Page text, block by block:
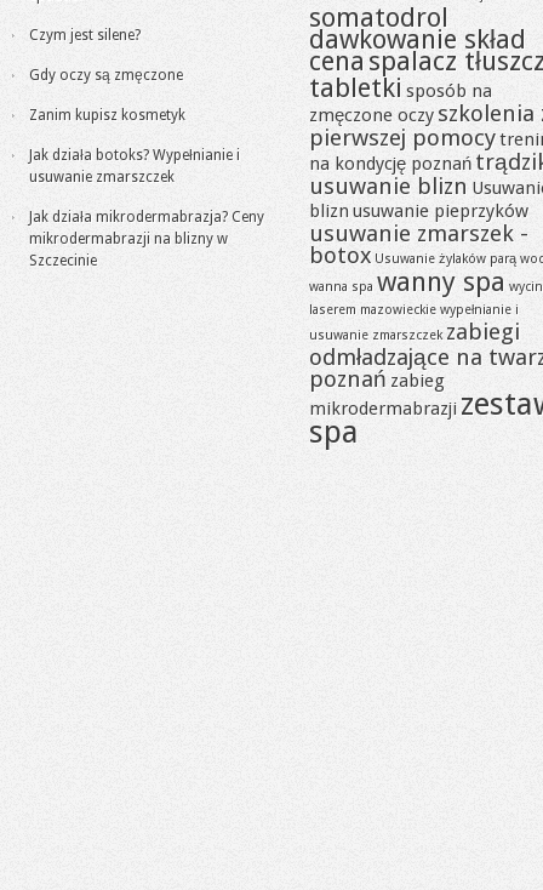
Czym jest silene?
Gdy oczy są zmęczone
Zanim kupisz kosmetyk
Jak działa botoks? Wypełnianie i
usuwanie zmarszczek
Jak działa mikrodermabrazja? Ceny
mikrodermabrazji na blizny w
Szczecinie
somatodrol
dawkowanie skład
cena spalacz
tabletki sposób na
zmęczone oczy szkolenia
pierwszej pomocy
na kondycję poznań
usuwanie blizn
blizn usuwanie pieprzyków
usuwanie zmarszek -
botox Usuwanie żylaków parą
wanna spa wanny spa
laserem mazowieckie wypełnianie i
usuwanie zmarszczek zabiegi
odmładzające na
poznań zabieg
mikrodermabrazji
spa